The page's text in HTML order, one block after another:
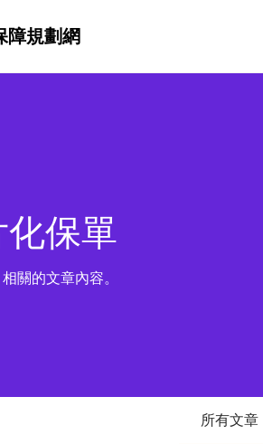
障規劃網
保單
關的文章內容。
所有文章